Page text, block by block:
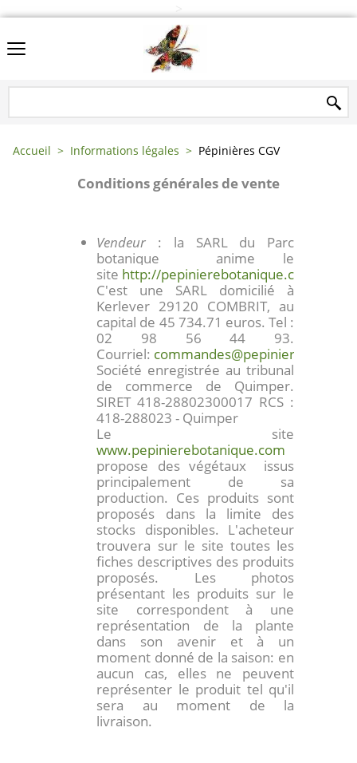
Accueil > Informations légales > Pépinières CGV
Conditions générales de vente
Vendeur : la SARL du Parc
botanique anime le
site http://pepinierebotanique.com
C'est une SARL domicilié à
Kerlever 29120 COMBRIT, au
capital de 45 734.71 euros. Tel :
02 98 56 44 93.
Courriel:
Société enregistrée au tribunal
de commerce de Quimper.
SIRET 418-28802300017 RCS :
418-288023 - Quimper
Le site
www.pepinierebotanique.com
propose des végétaux issus
principalement de sa
production. Ces produits sont
proposés dans la limite des
stocks disponibles. L'acheteur
trouvera sur le site toutes les
fiches descriptives des produits
proposés. Les photos
présentant les produits sur le
site correspondent à une
représentation de la plante
dans son avenir et à un
moment donné de la saison: en
aucun cas, elles ne peuvent
représenter le produit tel qu'il
sera au moment de la
livraison.